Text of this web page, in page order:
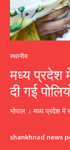
स्थानीय
मध्य प्रदेश
दी गई
भोपाल । मध्य प्रदेश में
shankhnad news